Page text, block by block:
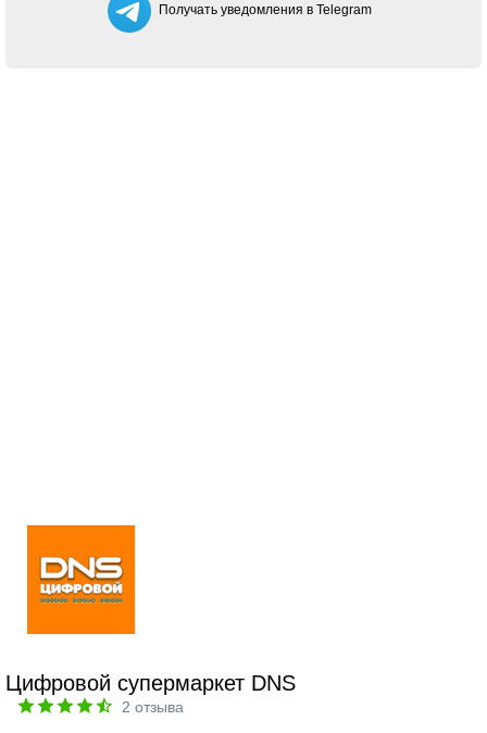
Получать уведомления в Telegram
Цифровой супермаркет DNS
2 отзыва